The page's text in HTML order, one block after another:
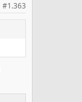
#1.363